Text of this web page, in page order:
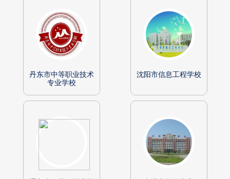
丹东市中等职业技术
专业学校
沈阳市信息工程学校